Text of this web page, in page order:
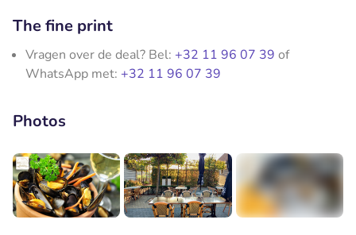
The fine print
Vragen over de deal? Bel: +32 11 96 07 39 of
WhatsApp met: +32 11 96 07 39
Photos